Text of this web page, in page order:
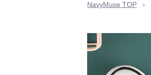
NavyMuse TOP ›